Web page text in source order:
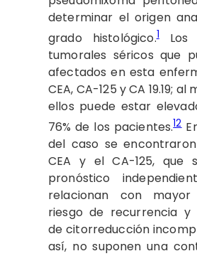
determinar el origen
grado histológico.1Los
tumorales séricos que
afectados en esta
CEA, CA-125 y CA 19.19;
ellos puede estar
76% de los pacientes.12
del caso se
CEA y el CA-125, que
pronóstico
relacionan con mayor
riesgo de recurrencia y
de citorreducción
así, no suponen una